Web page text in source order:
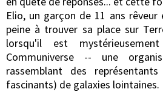
Elio, un garçon de 11 ans rêveur
peine à trouver sa place sur
lorsqu'il est
Communiverse -- une
rassemblant des
fascinants) de galaxies lointaines.